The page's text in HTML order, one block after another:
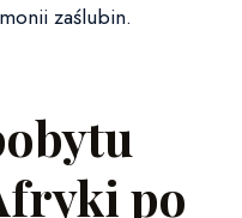
zaślubin.
po